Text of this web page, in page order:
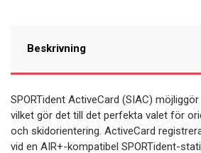
Beskrivning
SPORTident ActiveCard (SIAC)
vilket gör det till det perfekta valet för
och skidorientering. ActiveCard
vid en AIR+-kompatibel SPORTident-